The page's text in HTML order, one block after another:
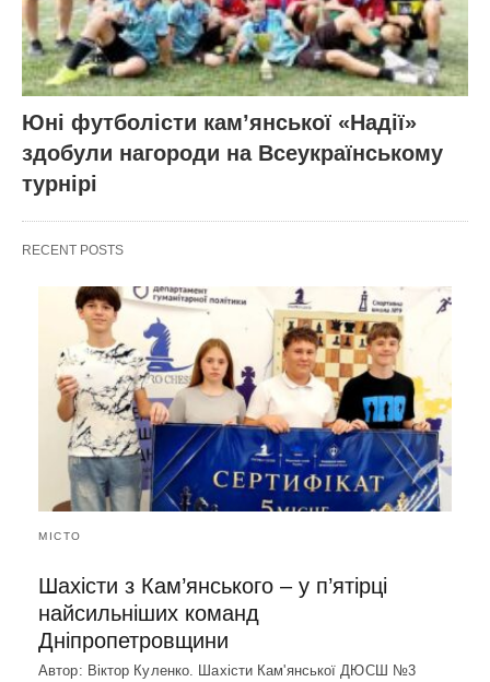
Юні футболісти кам’янської «Надії»
здобули нагороди на Всеукраїнському
турнірі
RECENT POSTS
МІСТО
Шахісти з Кам’янського – у п’ятірці
найсильніших команд
Дніпропетровщини
Автор: Віктор Куленко. Шахісти Кам'янської ДЮСШ №3